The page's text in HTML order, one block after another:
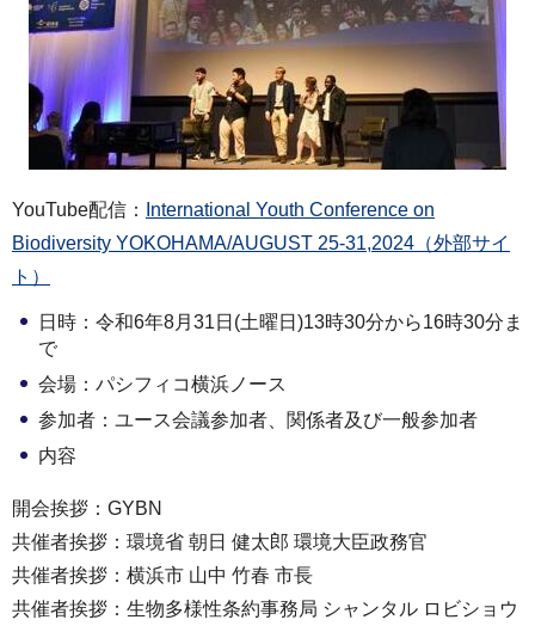
YouTube配信：
International Youth Conference on
Biodiversity YOKOHAMA/AUGUST 25-31,2024（外部サイ
ト）
日時：令和6年8月31日(土曜日)13時30分から16時30分ま
で
会場：パシフィコ横浜ノース
参加者：ユース会議参加者、関係者及び一般参加者
内容
開会挨拶：GYBN
共催者挨拶：環境省 朝日 健太郎 環境大臣政務官
共催者挨拶：横浜市 山中 竹春 市長
共催者挨拶：生物多様性条約事務局 シャンタル ロビショウ